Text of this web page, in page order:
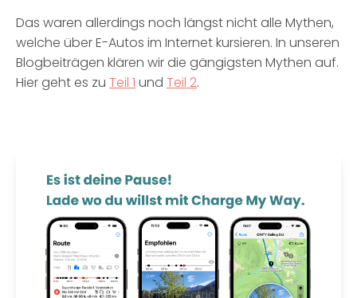
Das waren allerdings noch längst nicht alle Mythen,
welche über E-Autos im Internet kursieren. In unseren
Blogbeiträgen klären wir die gängigsten Mythen auf.
Hier geht es zu Teil 1 und Teil 2.